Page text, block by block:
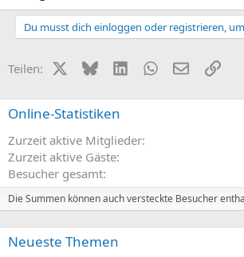
Du musst dich einloggen oder registrieren,
Teilen: X (Twitter)
BlueskyLinkedInWhatsApp
E-MailLink
Online-Statistiken
Zurzeit aktive Mitglieder
Zurzeit aktive Gäste
Besucher gesamt
Die Summen können auch versteckte Besucher
Neueste Themen